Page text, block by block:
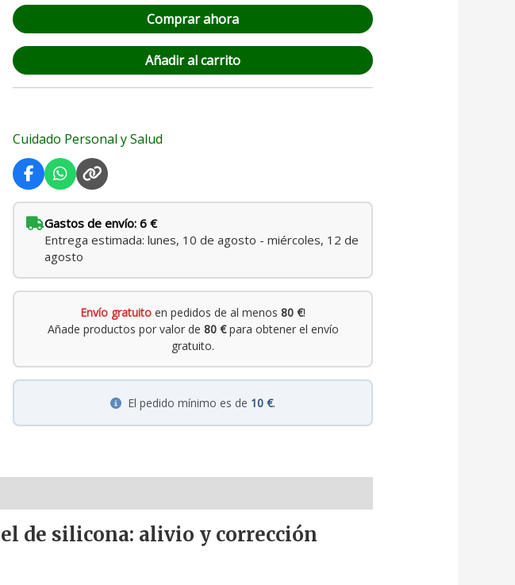
y
Noche,
Talla
Universal
Comprar ahora
Añadir al carrito
Cuidado Personal y Salud
Gastos de envío: 6 €
Entrega estimada: lunes, 10 de agosto - miércoles, 12 de
agosto
Envío gratuito en pedidos de al menos80 €!
Añade productos por valor de 80 €para obtener el envío
gratuito.
El pedido mínimo es de 10 €.
de silicona: alivio y corrección